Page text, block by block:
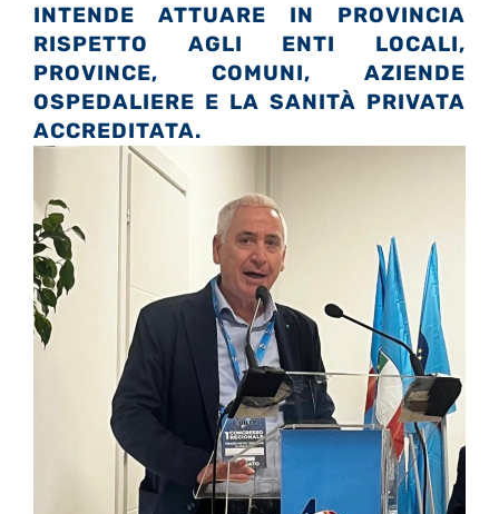
INTENDE ATTUARE IN PROVINCIA
RISPETTO AGLI ENTI LOCALI,
PROVINCE, COMUNI, AZIENDE
OSPEDALIERE E LA SANITÀ PRIVATA
ACCREDITATA.